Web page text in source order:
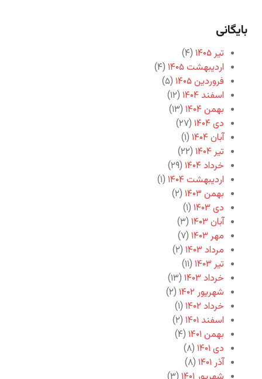
بایگانی
تیر ۱۴۰۵
(۴)
اردیبهشت ۱۴۰۵
(۴)
فروردین ۱۴۰۵
(۵)
اسفند ۱۴۰۴
(۱۲)
بهمن ۱۴۰۴
(۱۳)
دی ۱۴۰۴
(۲۷)
آبان ۱۴۰۴
(۱)
تیر ۱۴۰۴
(۲۲)
خرداد ۱۴۰۴
(۲۹)
اردیبهشت ۱۴۰۴
(۱)
بهمن ۱۴۰۳
(۲)
دی ۱۴۰۳
(۱)
آبان ۱۴۰۳
(۳)
مهر ۱۴۰۳
(۷)
مرداد ۱۴۰۳
(۲)
تیر ۱۴۰۳
(۱۱)
خرداد ۱۴۰۳
(۱۳)
شهریور ۱۴۰۲
(۲)
خرداد ۱۴۰۲
(۱)
اسفند ۱۴۰۱
(۲)
بهمن ۱۴۰۱
(۴)
دی ۱۴۰۱
(۸)
آذر ۱۴۰۱
(۸)